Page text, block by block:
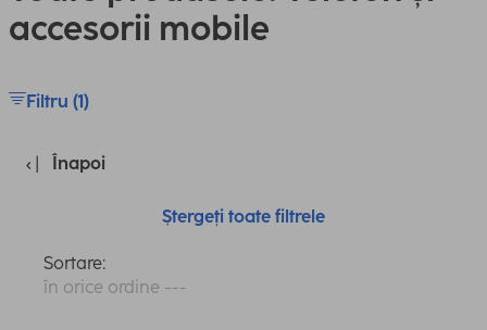
accesorii mobile
Filtru (1)
Înapoi
Ștergeți toate filtrele
Sortare:
în orice ordine ---